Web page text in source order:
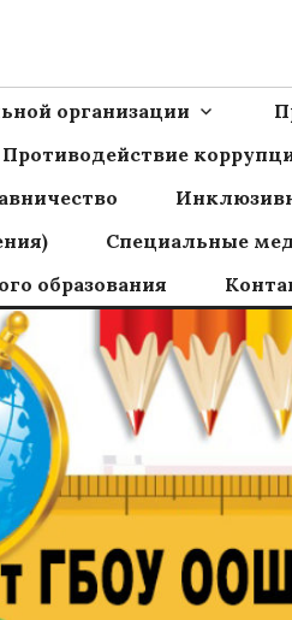
организации
Противодействие
Специальные
образования